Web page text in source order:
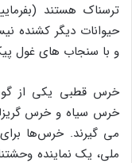
ترسناک هستند
حیوانات دیگر کشنده
و با سنجاب های غول
خرس قطبی یکی از
خرس سیاه و خرس
می گیرند. خرس‌ها
ملی، یک نماینده